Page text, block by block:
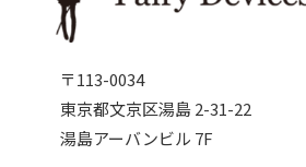
〒113-0034
東京都文京区湯島 2-31-22
湯島アーバンビル 7F